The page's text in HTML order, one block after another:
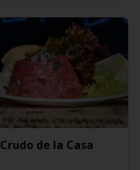
Crudo de la Casa